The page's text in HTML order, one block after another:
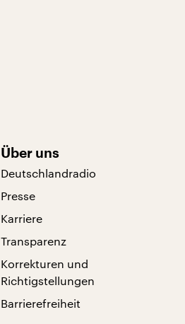
Über uns
Deutschlandradio
Presse
Karriere
Transparenz
Korrekturen und
Richtigstellungen
Barrierefreiheit